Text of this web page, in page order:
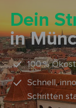
Dein
in
100 %
Schnell,
Schritten